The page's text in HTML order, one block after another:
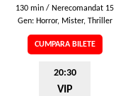
130 min / Nerecomandat 15
Gen: Horror, Mister, Thriller
CUMPARA BILETE
20:30
VIP